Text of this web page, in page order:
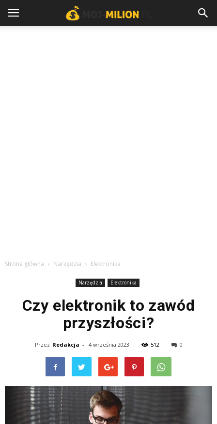
Strona główna Narzędzia Elektronika
Narzędzia Elektronika
Czy elektronik to zawód
przyszłości?
Przez Redakcja - 4 września 2023 512 0